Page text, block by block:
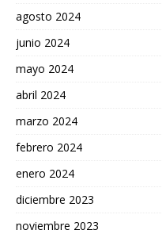
agosto 2024
junio 2024
mayo 2024
abril 2024
marzo 2024
febrero 2024
enero 2024
diciembre 2023
noviembre 2023